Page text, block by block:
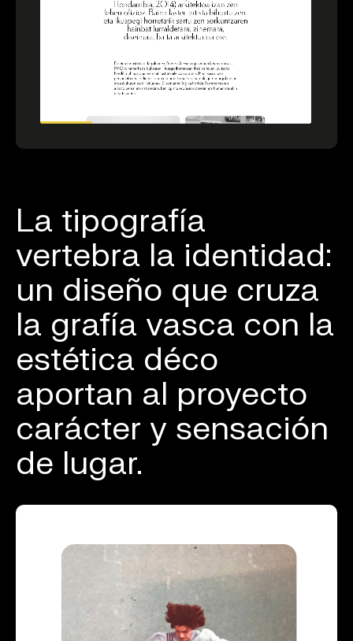
La tipografía
vertebra la identidad:
un diseño que cruza
la grafía vasca con la
estética déco
aportan al proyecto
carácter y sensación
de lugar.